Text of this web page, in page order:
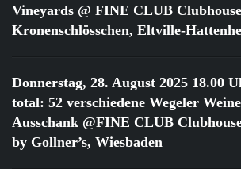
Vineyards @ FINE CLUB Clubhouse
Kronenschlösschen, Eltville-
Donnerstag, 28. August 2025 18.00
total: 52 verschiedene Wegeler
Ausschank @FINE CLUB
by Gollner’s, Wiesbaden